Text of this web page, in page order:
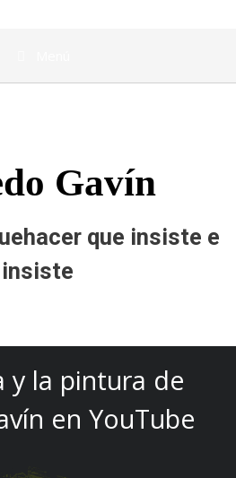
Gavín
que insiste e
insiste
y la pintura de
en YouTube